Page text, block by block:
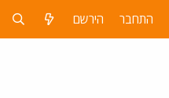
התחבר הירשם